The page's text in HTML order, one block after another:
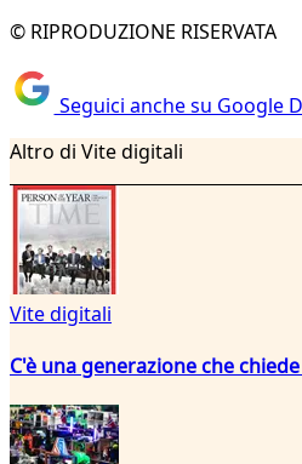
© RIPRODUZIONE RISERVATA
Seguici anche su Google
Altro di Vite digitali
Vite digitali
C'è una generazione che